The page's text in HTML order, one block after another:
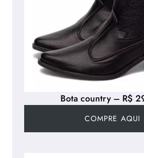
Bota country – R$
COMPRE AQUI